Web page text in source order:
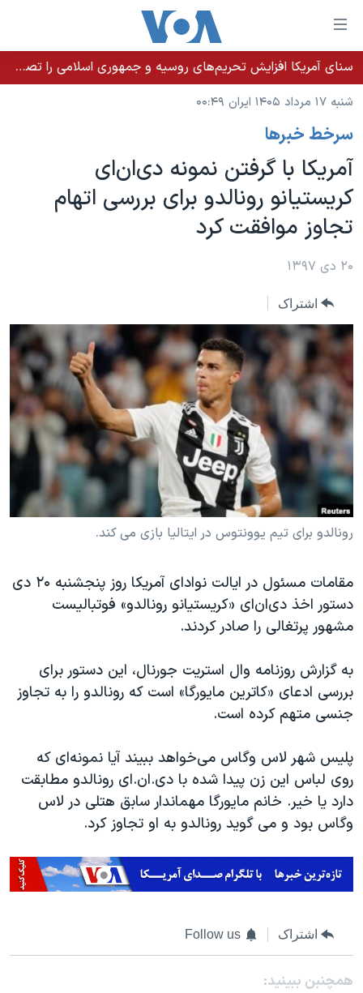
لینکهای
قابل
دسترسی
جهش
محتوای
اصلی
جهش
صفحه
جهش
خانه
نسخه سبک وب‌سایت
موضوع ها
ایران
آمریکا
جهان
ورزشی
فرهنگ و زندگی
حقوق شهروندی
اقتصادی
علم و فناوری
اسرائیل در جنگ
برنامه های تلویزیونی
جدول برنامه ها
صفحه‌های ویژه
جام جهانی ۲۰۲۶
بایگانی برنامه‌های تلویزیونی
مستندها
انتخابات ریاست جمهوری آمریکا ۲۰۲۴
حمله جمهوری اسلامی به اسرائیل
رمز مهسا
ورزش زنان در ایران
تریبونال مردمی آبان ۹۸
دادگاه حمید نوری
قانون شفافیت دارائی کادر رهبری ایران
اعتراضات مردمی آبان ۹۸
نرگس محمدی برنده جایزه نوبل صلح
همایش محافظه‌کاران آمریکا «سی‌پک»
فرکانس‌های صدای آمریکا
پخش رادیویی
یادگیری زبان انگلیسی
دنبال کنید
زبانهای مختلف
سنای آمریکا افزایش تحریم‌های روسیه و جمهوری اسلامی را تصویب کرد؛ زلنسکی از این اقدام تشکر کرد
شنبه ۱۷ مرداد ۱۴۰۵ ایران ۰۰:۴۹
سرخط خبرها
آمریکا با گرفتن نمونه دی‌ان‌ای
کریستیانو رونالدو برای بررسی اتهام
تجاوز موافقت کرد
۲۰ دی ۱۳۹۷
اشتراک
رونالدو برای تیم یوونتوس در ایتالیا بازی می کند.
مقامات مسئول در ایالت نوادای آمریکا روز پنجشنبه ۲۰ دی
دستور اخذ دی‌ان‌ای «کریستیانو رونالدو» فوتبالیست
مشهور پرتغالی را صادر کردند.
به گزارش روزنامه وال استریت جورنال، این دستور برای
بررسی ادعای «کاترین مایورگا» است که رونالدو را به تجاوز
جنسی متهم کرده است.
پلیس شهر لاس وگاس می‌خواهد ببیند آیا نمونه‌ای که
روی لباس این زن پیدا شده با دی.ان.ای رونالدو مطابقت
دارد یا خیر. خانم مایورگا مهماندار سابق هتلی در لاس
وگاس بود و می گوید رونالدو به او تجاوز کرد.
اشتراک Follow us
همچنبن ببینید: